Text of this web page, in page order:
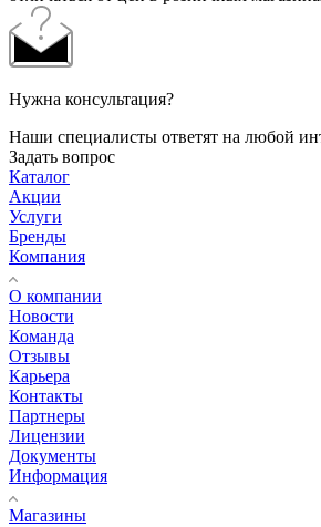
Нужна консультация?
Наши специалисты ответят на любой
Задать вопрос
Каталог
Акции
Услуги
Бренды
Компания
О компании
Новости
Команда
Отзывы
Карьера
Контакты
Партнеры
Лицензии
Документы
Информация
Магазины